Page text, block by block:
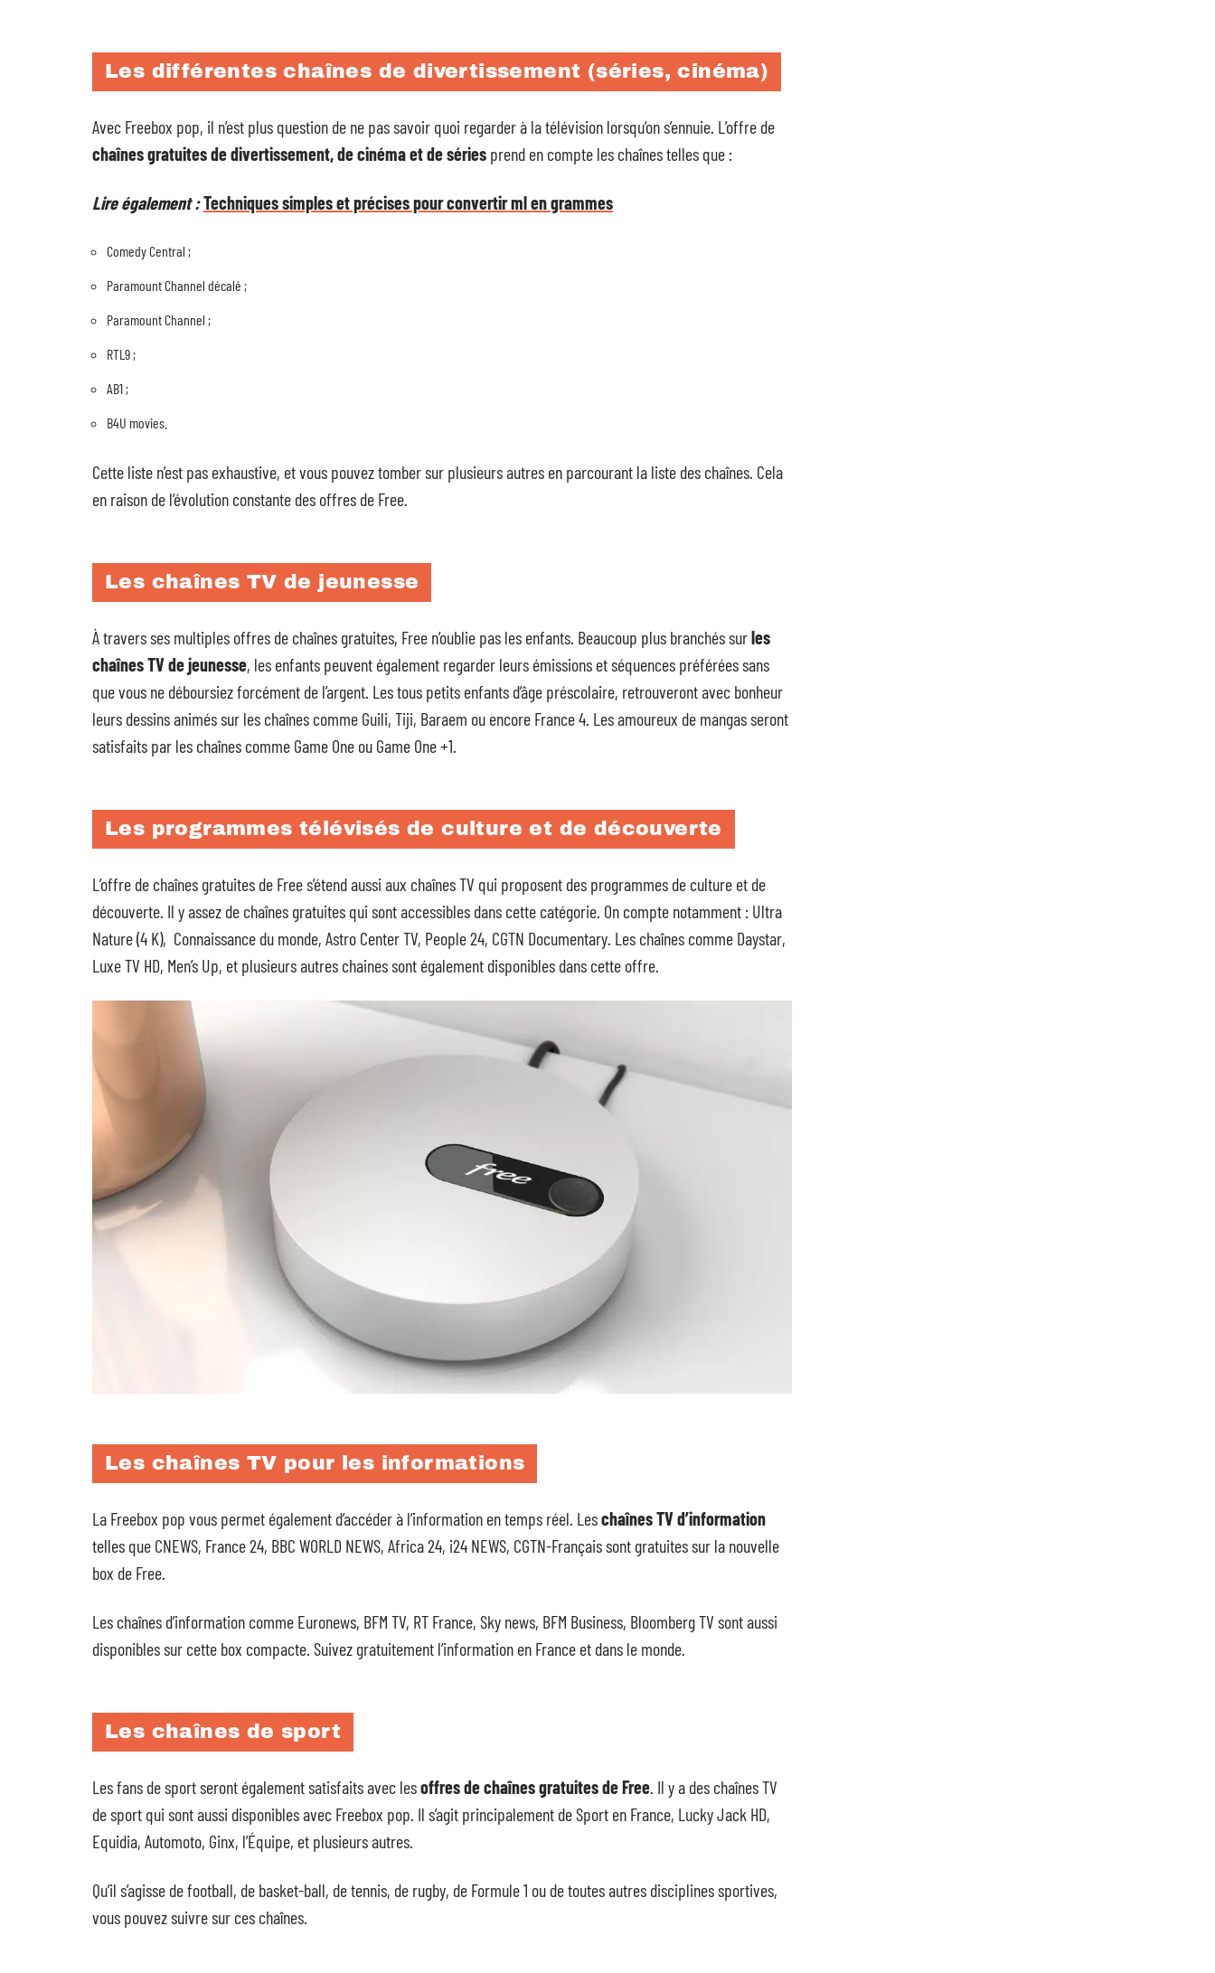
Les différentes chaînes de divertissement (séries, cinéma)
Avec Freebox pop, il n’est plus question de ne pas savoir quoi regarder à la télévision lorsqu’on s’ennuie. L’offre de
chaînes gratuites de divertissement, de cinéma et de séries prend en compte les chaînes telles que :
Lire également :Techniques simples et précises pour convertir ml en grammes
Comedy Central ;
Paramount Channel décalé ;
Paramount Channel ;
RTL9 ;
AB1 ;
B4U movies.
Cette liste n’est pas exhaustive, et vous pouvez tomber sur plusieurs autres en parcourant la liste des chaînes. Cela
en raison de l’évolution constante des offres de Free.
Les chaînes TV de jeunesse
À travers ses multiples offres de chaînes gratuites, Free n’oublie pas les enfants. Beaucoup plus branchés surles
chaînes TV de jeunesse, les enfants peuvent également regarder leurs émissions et séquences préférées sans
que vous ne déboursiez forcément de l’argent. Les tous petits enfants d’âge préscolaire, retrouveront avec bonheur
leurs dessins animés sur les chaînes comme Guili, Tiji, Baraem ou encore France 4. Les amoureux de mangas seront
satisfaits par les chaînes comme Game One ou Game One +1.
Les programmes télévisés de culture et de découverte
L’offre de chaînes gratuites de Free s’étend aussi aux chaînes TV qui proposent des programmes de culture et de
découverte. Il y assez de chaînes gratuites qui sont accessibles dans cette catégorie. On compte notamment : Ultra
Nature (4 K), Connaissance du monde, Astro Center TV, People 24, CGTN Documentary. Les chaînes comme Daystar,
Luxe TV HD, Men’s Up, et plusieurs autres chaines sont également disponibles dans cette offre.
Les chaînes TV pour les informations
La Freebox pop vous permet également d’accéder à l’information en temps réel. Leschaînes TV d’information
telles que CNEWS, France 24, BBC WORLD NEWS, Africa 24, i24 NEWS, CGTN-Français sont gratuites sur la nouvelle
box de Free.
Les chaînes d’information comme Euronews, BFM TV, RT France, Sky news, BFM Business, Bloomberg TV sont aussi
disponibles sur cette box compacte. Suivez gratuitement l’information en France et dans le monde.
Les chaînes de sport
Les fans de sport seront également satisfaits avec lesoffres de chaînes gratuites de Free. Il y a des chaînes TV
de sport qui sont aussi disponibles avec Freebox pop. Il s’agit principalement de Sport en France, Lucky Jack HD,
Equidia, Automoto, Ginx, l’Équipe, et plusieurs autres.
Qu’il s’agisse de football, de basket-ball, de tennis, de rugby, de Formule 1 ou de toutes autres disciplines sportives,
vous pouvez suivre sur ces chaînes.